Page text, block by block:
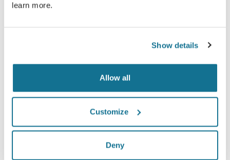
learn more.
Show details
Allow all
Customize
Deny
することををお約束します。弊社のサーバーは完全
ハイテク
この形成・美容整形外科用ウェブベース3Dシミュレ